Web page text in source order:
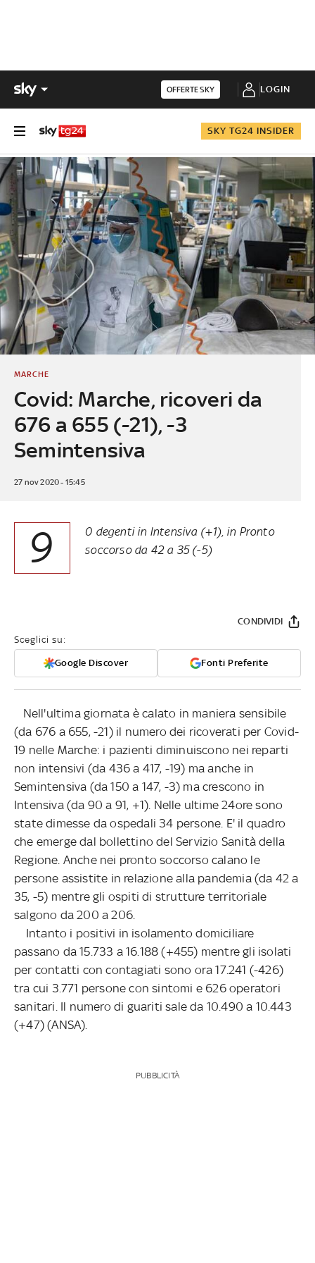
OFFERTE SKY LOGIN
SKY TG24 INSIDER
Covid: Marche, ricoveri da
676 a 655 (-21), -3
Semintensiva
MARCHE
27 nov 2020 - 15:45
9
0 degenti in Intensiva (+1), in Pronto
soccorso da 42 a 35 (-5)
Sceglici su:
Google Discover Fonti Preferite
CONDIVIDI
Nell'ultima giornata è calato in maniera sensibile
(da 676 a 655, -21) il numero dei ricoverati per Covid-
19 nelle Marche: i pazienti diminuiscono nei reparti
non intensivi (da 436 a 417, -19) ma anche in
Semintensiva (da 150 a 147, -3) ma crescono in
Intensiva (da 90 a 91, +1). Nelle ultime 24ore sono
state dimesse da ospedali 34 persone. E' il quadro
che emerge dal bollettino del Servizio Sanità della
Regione. Anche nei pronto soccorso calano le
persone assistite in relazione alla pandemia (da 42 a
35, -5) mentre gli ospiti di strutture territoriale
salgono da 200 a 206.
Intanto i positivi in isolamento domiciliare
passano da 15.733 a 16.188 (+455) mentre gli isolati
per contatti con contagiati sono ora 17.241 (-426)
tra cui 3.771 persone con sintomi e 626 operatori
sanitari. Il numero di guariti sale da 10.490 a 10.443
(+47) (ANSA).
PUBBLICITÀ